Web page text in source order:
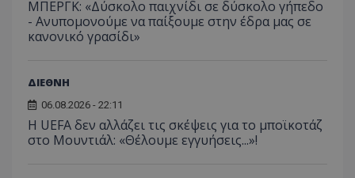
ΜΠΕΡΓΚ: «Δύσκολο παιχνίδι σε δύσκολο γήπεδο
- Ανυπομονούμε να παίξουμε στην έδρα μας σε
κανονικό γρασίδι»
ΔΙΕΘΝΗ
06.08.2026 - 22:11
Η UEFA δεν αλλάζει τις σκέψεις για το μποϊκοτάζ
στο Μουντιάλ: «Θέλουμε εγγυήσεις...»!